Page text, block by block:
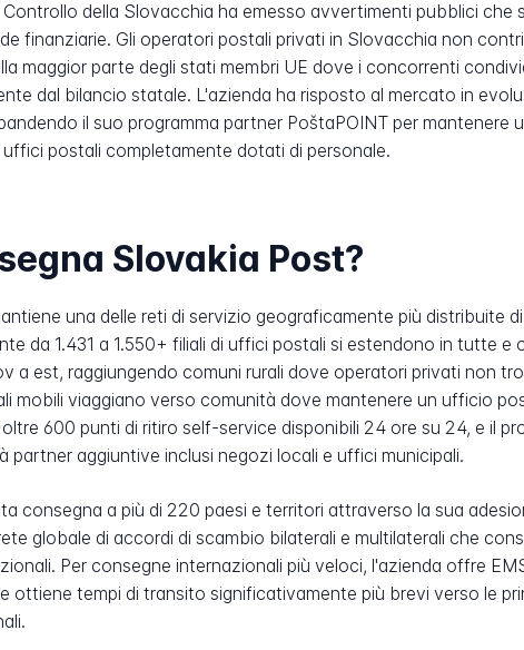
della Slovacchia ha emesso avvertimenti pubblici che
finanziarie. Gli operatori postali privati in Slovacchia non
maggior parte degli stati membri UE dove i concorrenti
dal bilancio statale. L'azienda ha risposto al mercato in
il suo programma partner PoštaPOINT per
postali completamente dotati di personale.
Slovakia Post?
una delle reti di servizio geograficamente più distribuite
da 1.431 a 1.550+ filiali di uffici postali si estendono in tutte e
a est, raggiungendo comuni rurali dove operatori privati non
mobili viaggiano verso comunità dove mantenere un ufficio
600 punti di ritiro self-service disponibili 24 ore su 24, e il
partner aggiuntive inclusi negozi locali e uffici municipali.
consegna a più di 220 paesi e territori attraverso la sua
globale di accordi di scambio bilaterali e multilaterali che
Per consegne internazionali più veloci, l'azienda offre
ottiene tempi di transito significativamente più brevi verso le